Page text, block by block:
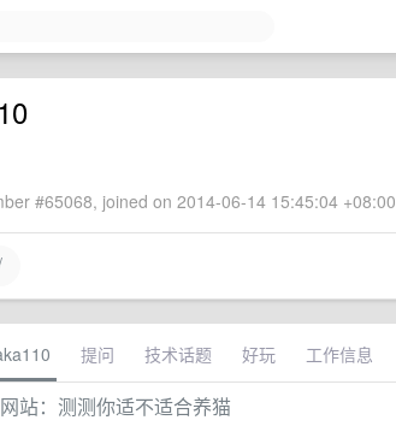
#65068, joined on 2014-06-14 15:45:04 +08:00
提问 技术话题 好玩 工作信息
站：测测你适不适合养猫